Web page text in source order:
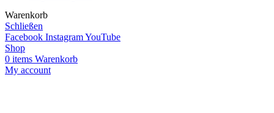
Warenkorb
Schließen
Facebook InstagramYouTube
Shop
0 items Warenkorb
My account